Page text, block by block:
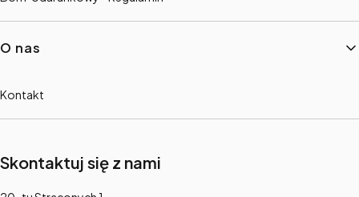
O nas
Kontakt
Skontaktuj się z nami